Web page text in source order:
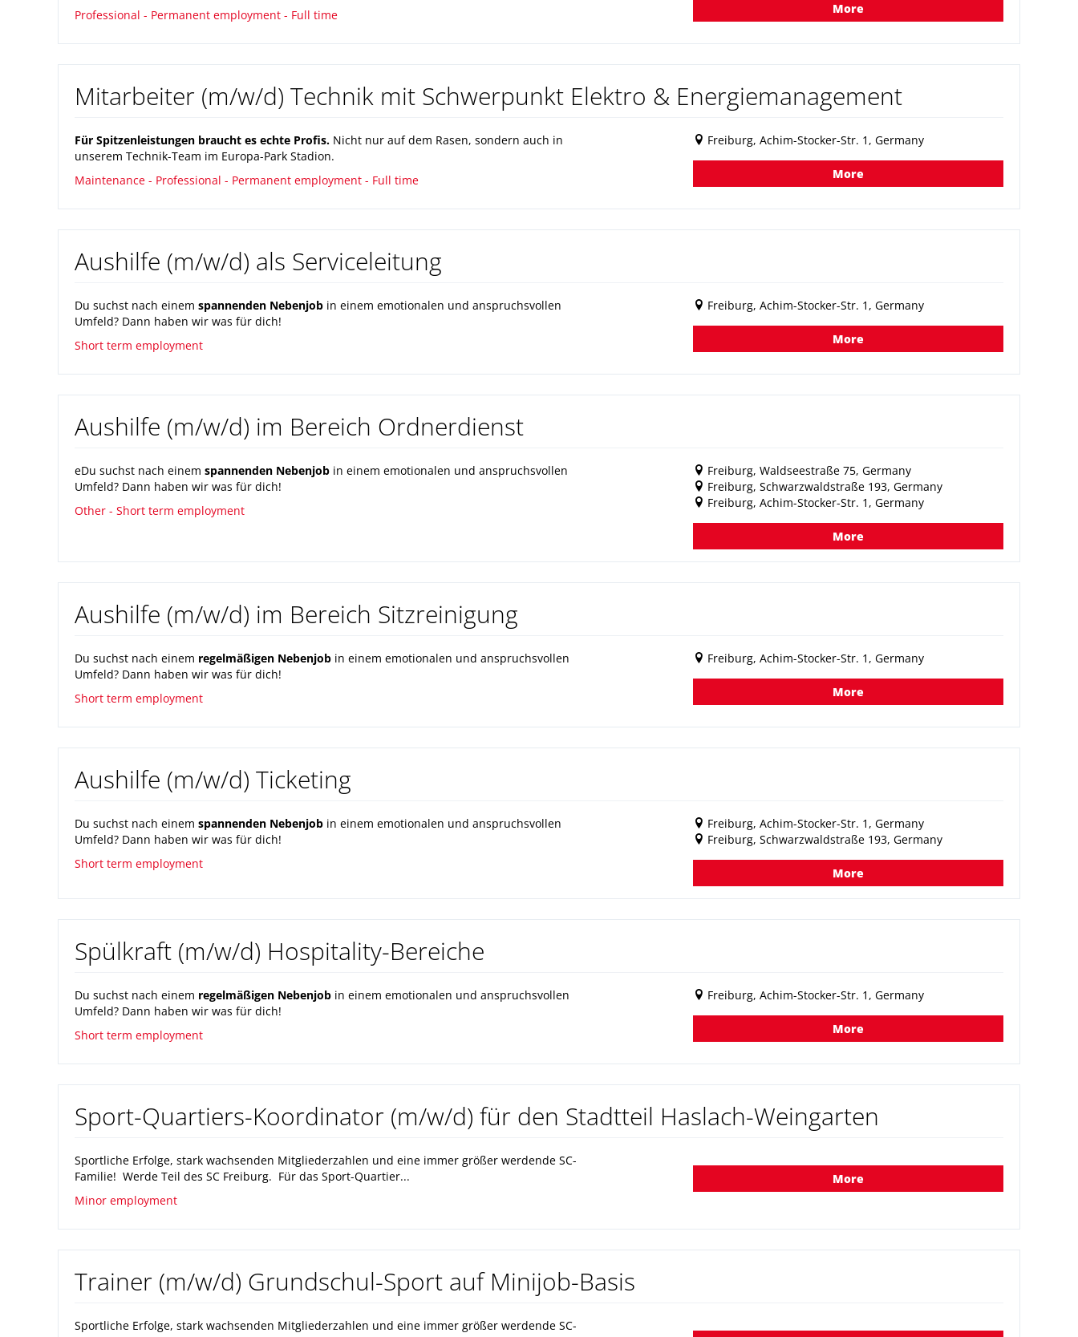
Professional - Permanent employment - Full time
More
Mitarbeiter (m/w/d) Technik mit Schwerpunkt Elektro & Energiemanagement
Für Spitzenleistungen braucht es echte Profis. Nicht nur auf dem Rasen, sondern auch in
unserem Technik-Team im Europa-Park Stadion.
Maintenance - Professional - Permanent employment - Full time
Freiburg, Achim-Stocker-Str. 1, Germany
More
Aushilfe (m/w/d) als Serviceleitung
Du suchst nach einem spannenden Nebenjob in einem emotionalen und anspruchsvollen
Umfeld? Dann haben wir was für dich!
Short term employment
Freiburg, Achim-Stocker-Str. 1, Germany
More
Aushilfe (m/w/d) im Bereich Ordnerdienst
eDu suchst nach einem spannenden Nebenjob in einem emotionalen und anspruchsvollen
Umfeld? Dann haben wir was für dich!
Other - Short term employment
Freiburg, Waldseestraße 75, Germany
Freiburg, Schwarzwaldstraße 193, Germany
Freiburg, Achim-Stocker-Str. 1, Germany
More
Aushilfe (m/w/d) im Bereich Sitzreinigung
Du suchst nach einem regelmäßigen Nebenjob in einem emotionalen und anspruchsvollen
Umfeld? Dann haben wir was für dich!
Short term employment
Freiburg, Achim-Stocker-Str. 1, Germany
More
Aushilfe (m/w/d) Ticketing
Du suchst nach einem spannenden Nebenjob in einem emotionalen und anspruchsvollen
Umfeld? Dann haben wir was für dich!
Short term employment
Freiburg, Achim-Stocker-Str. 1, Germany
Freiburg, Schwarzwaldstraße 193, Germany
More
Spülkraft (m/w/d) Hospitality-Bereiche
Du suchst nach einem regelmäßigen Nebenjob in einem emotionalen und anspruchsvollen
Umfeld? Dann haben wir was für dich!
Short term employment
Freiburg, Achim-Stocker-Str. 1, Germany
More
Sport-Quartiers-Koordinator (m/w/d) für den Stadtteil Haslach-Weingarten
Sportliche Erfolge, stark wachsenden Mitgliederzahlen und eine immer größer werdende SC-
Familie! Werde Teil des SC Freiburg. Für das Sport-Quartier...
Minor employment
More
Trainer (m/w/d) Grundschul-Sport auf Minijob-Basis
Sportliche Erfolge, stark wachsenden Mitgliederzahlen und eine immer größer werdende SC-